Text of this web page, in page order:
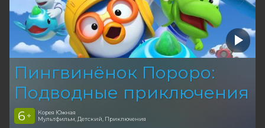
Пингвинёнок Пороро:
Подводные приключения
6 +
Корея Южная
Мультфильм, Детский, Приключения